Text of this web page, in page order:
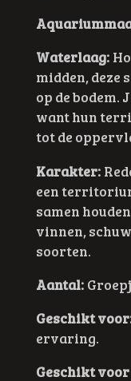
Waterlaag:
midden, deze
op de bodem.
want hun
tot de
Karakter:
een
samen
vinnen,
soorten.
Aantal:
Geschikt
ervaring.
Geschikt